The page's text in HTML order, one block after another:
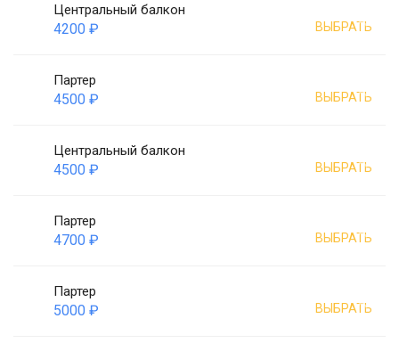
Центральный балкон
4200 ₽ ВЫБРАТЬ
Партер
4500 ₽ ВЫБРАТЬ
Центральный балкон
4500 ₽ ВЫБРАТЬ
Партер
4700 ₽ ВЫБРАТЬ
Партер
5000 ₽ ВЫБРАТЬ